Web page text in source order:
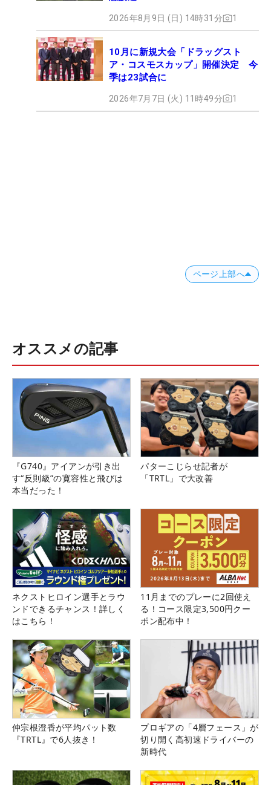
2026年8月9日 (日) 14時31分 1
10月に新規大会「ドラッグスト
ア・コスモスカップ」開催決定 今
季は23試合に
2026年7月7日 (火) 11時49分 1
ページ上部へ
オススメの記事
『G740』アイアンが引き出
す“反則級”の寛容性と飛びは
本当だった！
パターこじらせ記者が
「TRTL」で大改善
ネクストヒロイン選手とラウ
ンドできるチャンス！詳しく
はこちら！
11月までのプレーに2回使え
る！コース限定3,500円クー
ポン配布中！
仲宗根澄香が平均パット数
『TRTL』で6人抜き！
プロギアの「4層フェース」が
切り開く高初速ドライバーの
新時代